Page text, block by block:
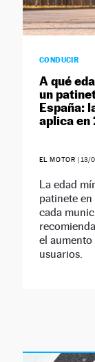
CONDUCIR
A qué
un
España:
aplica en
EL MOTOR | 13/
La edad
patinete en
cada
el aumento
usuarios.